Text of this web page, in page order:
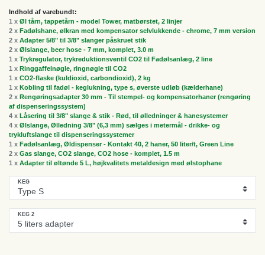
Indhold af varebundt:
1 x Øl tårn, tappetårn - model Tower, matbørstet, 2 linjer
2 x Fadølshane, ølkran med kompensator selvlukkende - chrome, 7 mm version
2 x Adapter 5/8" til 3/8" slanger påskruet stik
2 x Ølslange, beer hose - 7 mm, komplet, 3.0 m
1 x Trykregulator, trykreduktionsventil CO2 til Fadølsanlæg, 2 line
1 x Ringgaffelnøgle, ringnøgle til CO2
1 x CO2-flaske (kuldioxid, carbondioxid), 2 kg
1 x Kobling til fadøl - keglukning, type s, øverste udløb (kælderhane)
2 x Rengøringsadapter 30 mm - Til stempel- og kompensatorhaner (rengøring
af dispenseringssystem)
4 x Låsering til 3/8" slange & stik - Rød, til ølledninger & hanesystemer
4 x Ølslange, Ølledning 3/8" (6,3 mm) sælges i metermål - drikke- og
trykluftslange til dispenseringssystemer
1 x Fadølsanlæg, Øldispenser - Kontakt 40, 2 haner, 50 liter/t, Green Line
2 x Gas slange, CO2 slange, CO2 hose - komplet, 1.5 m
1 x Adapter til øltønde 5 L, højkvalitets metaldesign med ølstophane
KEG
KEG 2